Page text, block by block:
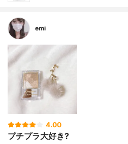
emi
4.00
プチプラ大好き?